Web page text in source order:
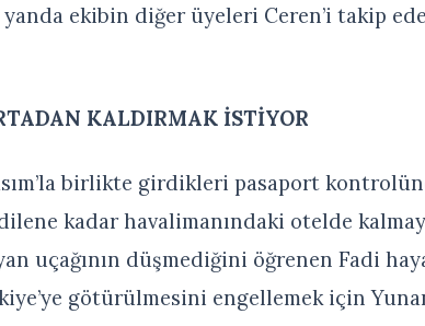
yanda ekibin diğer üyeleri Ceren’i takip
KALDIRMAK İSTİYOR
birlikte girdikleri pasaport
kadar havalimanındaki otelde
uçağının düşmediğini öğrenen Fadi
götürülmesini engellemek için